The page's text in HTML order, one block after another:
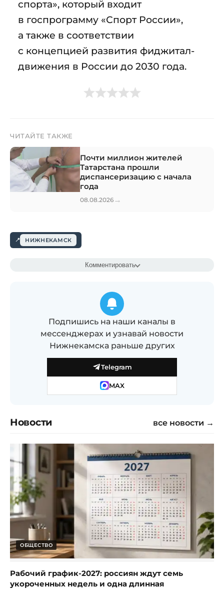
спорта», который входит
в госпрограмму «Спорт России»,
а также в соответствии
с концепцией развития фиджитал-
движения в России до 2030 года.
ЧИТАЙТЕ ТАКЖЕ
Почти миллион жителей
Татарстана прошли
диспансеризацию с начала
года
08.08.2026 →
НИЖНЕКАМСК
Комментировать
Подпишись на наши каналы в
мессенджерах и узнавай новости
Нижнекамска раньше других
Telegram
MAX
Новости все новости →
ОБЩЕСТВО
Рабочий график-2027: россиян ждут семь
укороченных недель и одна длинная